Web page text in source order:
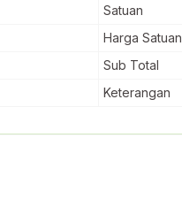
Satuan
Harga Satuan
Sub Total
Keterangan